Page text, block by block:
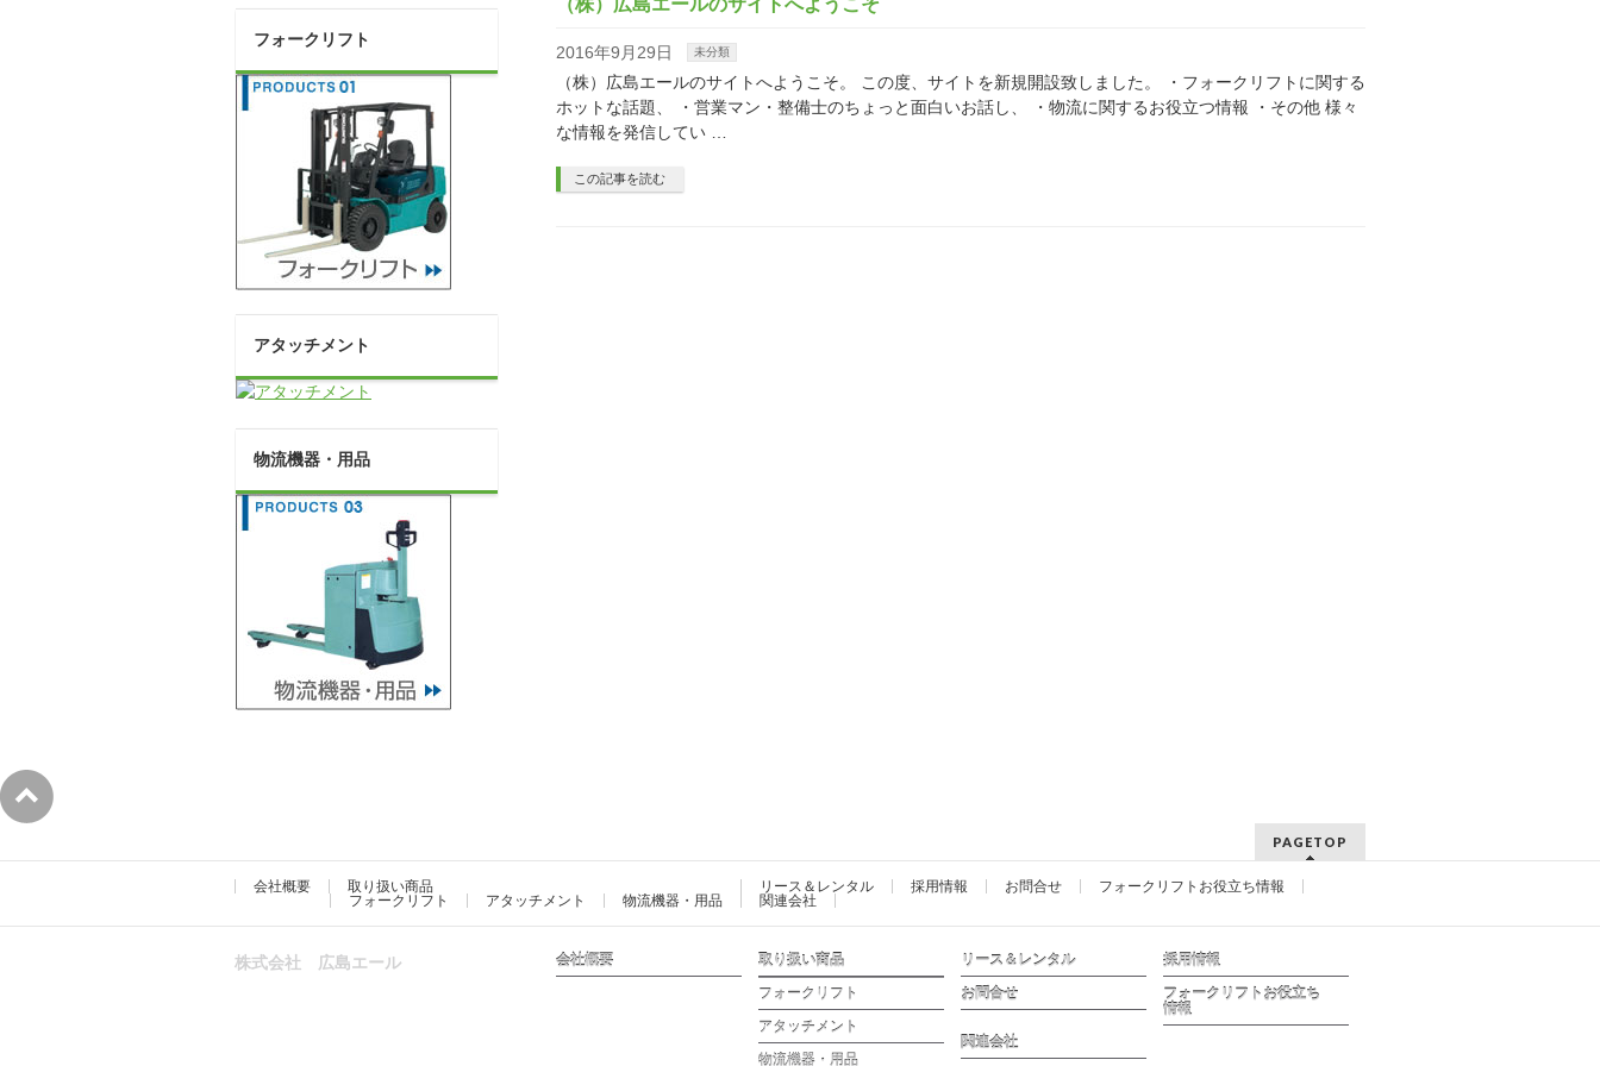
（株）広島エールのサイトへようこそ
2016年9月29日 未分類
（株）広島エールのサイトへようこそ。 この度、サイトを新規開設致しました。 ・フォークリフトに関する
ホットな話題、 ・営業マン・整備士のちょっと面白いお話し、 ・物流に関するお役立つ情報 ・その他 様々
な情報を発信してい …
この記事を読む
フォークリフト
アタッチメント
物流機器・用品
PAGETOP
会社概要
取り扱い商品
フォークリフト
アタッチメント 物流機器・用品
リース＆レンタル 採用情報 お問合せ
フォークリフトお役立ち情報
関連会社
株式会社 広島エール 会社概要
取り扱い商品
フォークリフト
アタッチメント
物流機器・用品
リース＆レンタル
採用情報
お問合せ
フォークリフトお役立ち
情報
関連会社